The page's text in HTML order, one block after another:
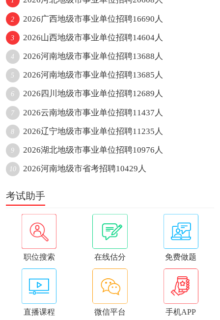
2 2026广西地级市事业单位招聘16690人
3 2026山西地级市事业单位招聘14604人
4 2026河南地级市事业单位招聘13688人
5 2026河南地级市事业单位招聘13685人
6 2026四川地级市事业单位招聘12689人
7 2026云南地级市事业单位招聘11437人
8 2026辽宁地级市事业单位招聘11235人
9 2026湖北地级市事业单位招聘10976人
10 2026河南地级市省考招聘10429人
考试助手
职位搜索 在线估分 免费做题
直播课程 微信平台 手机APP